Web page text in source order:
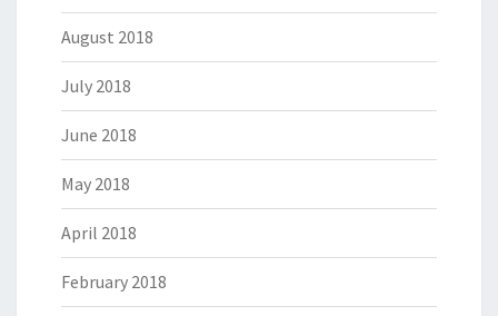
August 2018
July 2018
June 2018
May 2018
April 2018
February 2018